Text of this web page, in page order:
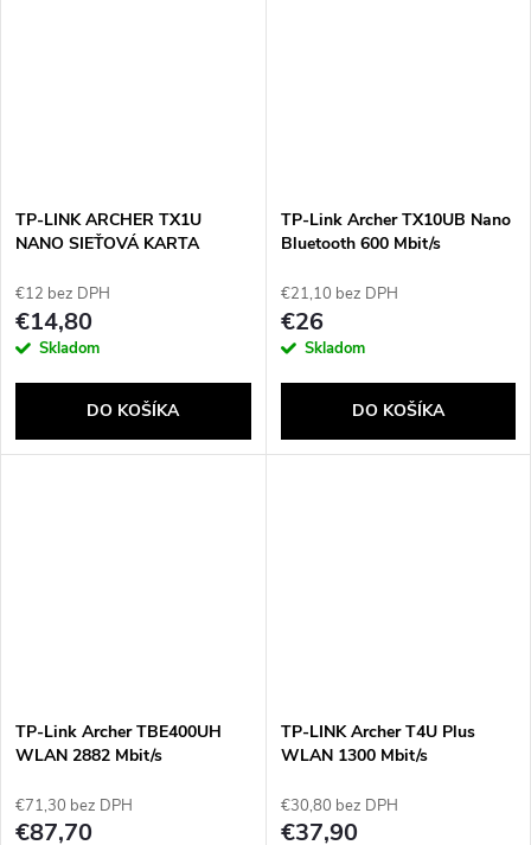
TP-LINK ARCHER TX1U
NANO SIEŤOVÁ KARTA
€12 bez DPH
€14,80
Skladom
DO KOŠÍKA
TP-Link Archer TX10UB Nano
Bluetooth 600 Mbit/s
€21,10 bez DPH
€26
Skladom
DO KOŠÍKA
TP-Link Archer TBE400UH
WLAN 2882 Mbit/s
€71,30 bez DPH
€87,70
TP-LINK Archer T4U Plus
WLAN 1300 Mbit/s
€30,80 bez DPH
€37,90